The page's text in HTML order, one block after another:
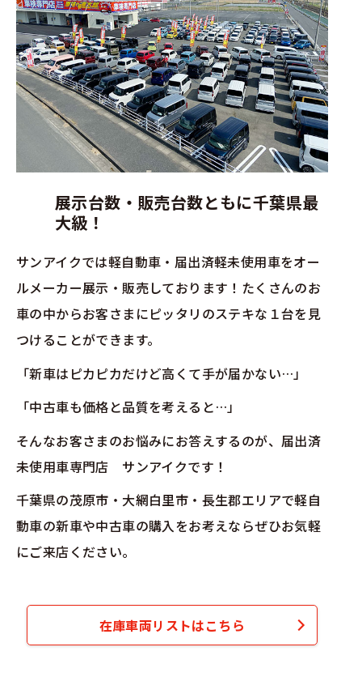
展示台数・販売台数ともに千葉県最
大級！
サンアイクでは軽自動車・届出済軽未使用車をオー
ルメーカー展示・販売しております！たくさんのお
車の中からお客さまにピッタリのステキな１台を見
つけることができます。
「新車はピカピカだけど高くて手が届かない…」
「中古車も価格と品質を考えると…」
そんなお客さまのお悩みにお答えするのが、届出済
未使用車専門店 サンアイクです！
千葉県の茂原市・大網白里市・長生郡エリアで軽自
動車の新車や中古車の購入をお考えならぜひお気軽
にご来店ください。
在庫車両リストはこちら